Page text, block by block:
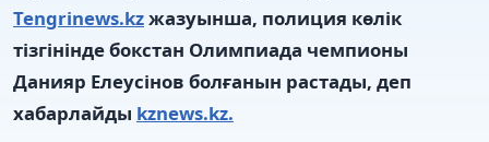
Tengrinews.kzжазуынша, полиция көлік
тізгінінде бокстан Олимпиада чемпионы
Данияр Елеусінов болғанын растады, деп
хабарлайды kznews.kz.